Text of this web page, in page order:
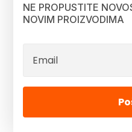
NE PROPUSTITE
NOVIM PROIZVODIMA